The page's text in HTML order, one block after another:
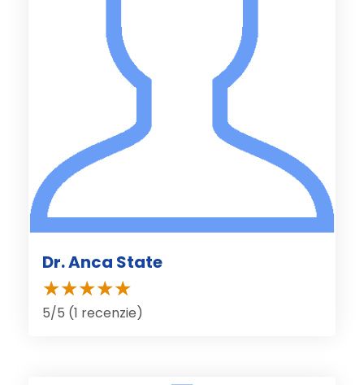
Dr. Anca State
5/5 (1 recenzie)